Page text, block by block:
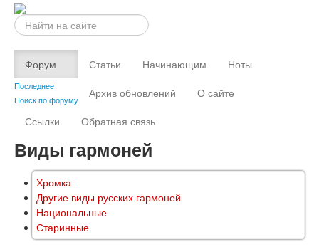
Искать...
Форум
Последнее
Поиск по форуму
Статьи Начинающим
Ноты
Архив обновлений
О сайте
Ссылки
Обратная связь
Виды гармоней
Хромка
Другие виды русских гармоней
Национальные
Старинные